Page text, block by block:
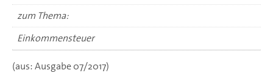
zum Thema:
Einkommensteuer
(aus: Ausgabe 07/2017)